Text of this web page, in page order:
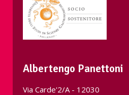
Albertengo Panettoni
Via Carde'2/A - 12030